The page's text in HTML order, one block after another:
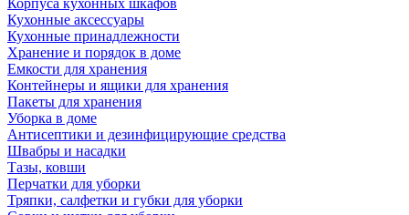
Корпуса кухонных шкафов
Кухонные аксессуары
Кухонные принадлежности
Хранение и порядок в доме
Емкости для хранения
Контейнеры и ящики для хранения
Пакеты для хранения
Уборка в доме
Антисептики и дезинфицирующие средства
Швабры и насадки
Тазы, ковши
Перчатки для уборки
Тряпки, салфетки и губки для уборки